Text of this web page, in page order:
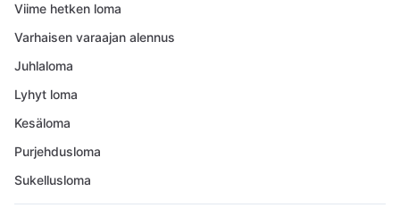
Viime hetken loma
Varhaisen varaajan alennus
Juhlaloma
Lyhyt loma
Kesäloma
Purjehdusloma
Sukellusloma